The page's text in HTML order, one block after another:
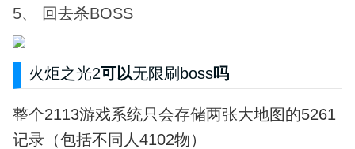
5、 回去杀BOSS
火炬之光2可以无限刷boss吗
整个2113游戏系统只会存储两张大地图的5261
记录（包括不同人4102物）